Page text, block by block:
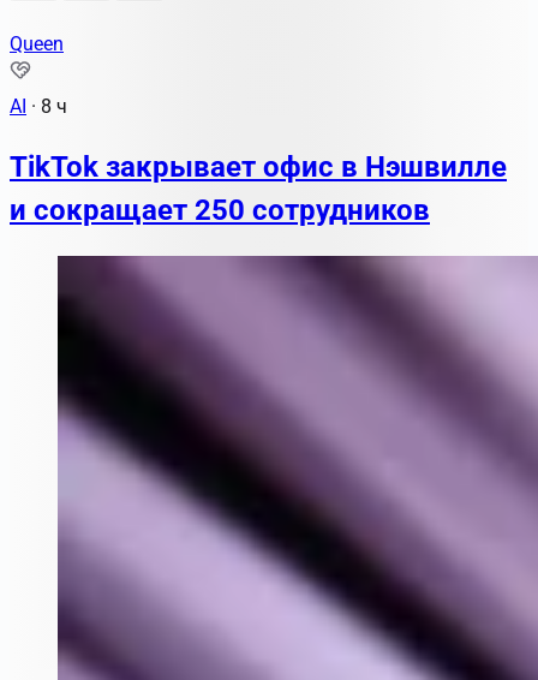
Queen
AI · 8 ч
TikTok закрывает офис в Нэшвилле
и сокращает 250 сотрудников